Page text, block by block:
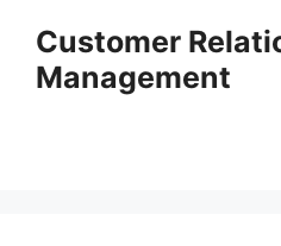
content
Customer
Management